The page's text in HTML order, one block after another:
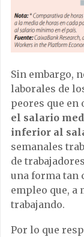
Sin embargo,
laborales de
peores que
el salario
inferior al
semanales
de
una forma tan
empleo que, a
trabajando.
Por lo que